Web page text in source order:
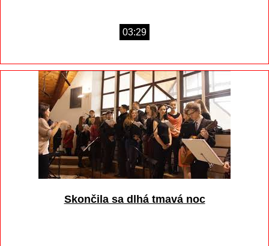
03:29
Skončila sa dlhá tmavá noc